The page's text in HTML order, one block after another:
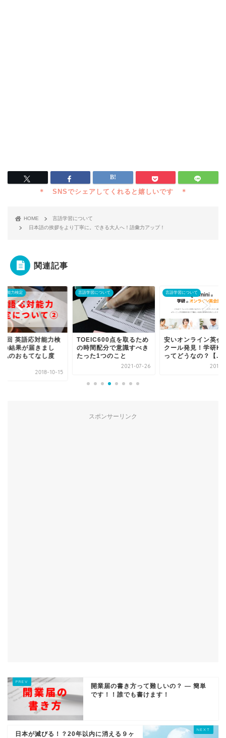
HOME
言語学習について
日本語の挨拶をより丁寧に。できる大人へ！語彙力アップ！
関連記事
対能力検定
3回 英語応対能力検
の結果が届きまし
私のおもてなし度
2018-10-15
言語学習について
TOEIC600点を取るため
の時間配分で意識すべき
たった1つのこと
2021-07-26
言語学習について
安いオンライン英会
クール発見！学研
ってどうなの？【...
2019-
スポンサーリンク
開業届の書き方って難しいの？ — 簡単
です！！誰でも書けます！
日本が滅びる！？20年以内に消える９ヶ